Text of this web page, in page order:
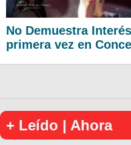
No Demuestra
primera vez en
+ Leído | Ahora